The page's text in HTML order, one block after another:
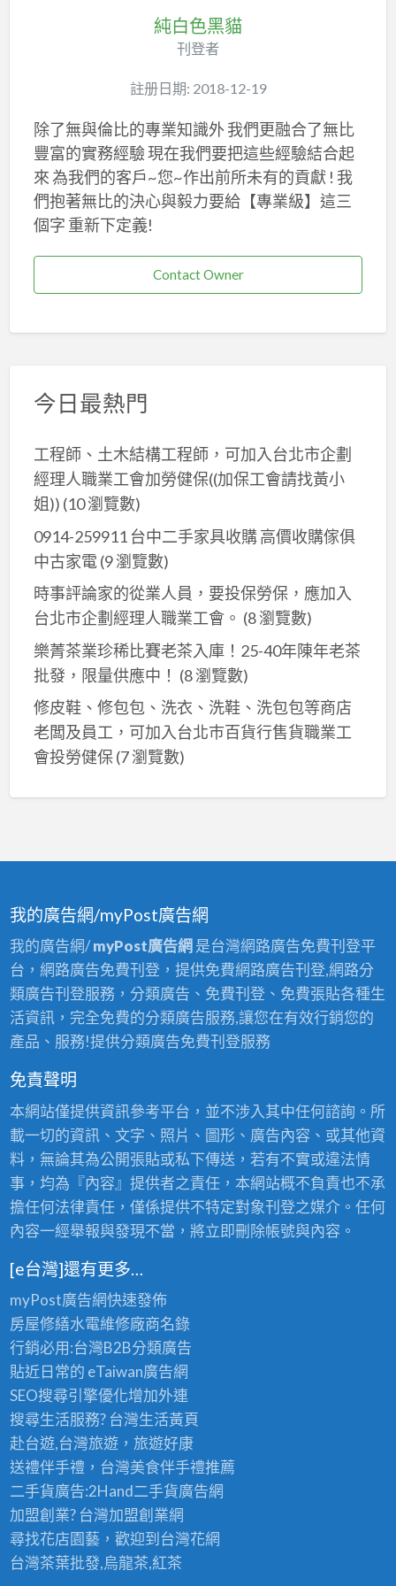
純白色黑貓
刊登者
註册日期: 2018-12-19
除了無與倫比的專業知識外 我們更融合了無比
豐富的實務經驗 現在我們要把這些經驗結合起
來 為我們的客戶~您~作出前所未有的貢獻 ! 我
們抱著無比的決心與毅力要給【專業級】這三
個字 重新下定義!
Contact Owner
今日最熱門
工程師、土木結構工程師，可加入台北市企劃
經理人職業工會加勞健保((加保工會請找黃小
姐)) (10 瀏覽數)
0914-259911 台中二手家具收購 高價收購傢俱
中古家電(9 瀏覽數)
時事評論家的從業人員，要投保勞保，應加入
台北市企劃經理人職業工會。 (8 瀏覽數)
樂菁茶業珍稀比賽老茶入庫！25-40年陳年老茶
批發，限量供應中！ (8 瀏覽數)
修皮鞋、修包包、洗衣、洗鞋、洗包包等商店
老闆及員工，可加入台北巿百貨行售貨職業工
會投勞健保(7 瀏覽數)
我的廣告網/myPost廣告網
我的廣告網/myPost廣告網 是台灣網路廣告免費刊登平
台，網路廣告免費刊登，提供免費網路廣告刊登,網路分
類廣告刊登服務，分類廣告、免費刊登、免費張貼各種生
活資訊，完全免費的分類廣告服務,讓您在有效行銷您的
產品、服務!提供分類廣告免費刊登服務
免責聲明
本網站僅提供資訊參考平台，並不涉入其中任何諮詢。所
載一切的資訊、文字、照片、圖形、廣告內容、或其他資
料，無論其為公開張貼或私下傳送，若有不實或違法情
事，均為『內容』提供者之責任，本網站概不負責也不承
擔任何法律責任，僅係提供不特定對象刊登之媒介。任何
內容一經舉報與發現不當，將立即刪除帳號與內容。
[e台灣]還有更多…
myPost廣告網快速發佈
房屋修繕水電維修廠商名錄
行銷必用:台灣B2B分類廣告
貼近日常的 eTaiwan廣告網
SEO搜尋引擎優化增加外連
搜尋生活服務? 台灣生活黃頁
赴台遊,台灣旅遊，旅遊好康
送禮伴手禮，台灣美食伴手禮推薦
二手貨廣告:2Hand二手貨廣告網
加盟創業? 台灣加盟創業網
尋找花店園藝，歡迎到 台灣花網
台灣茶葉批發,烏龍茶,紅茶